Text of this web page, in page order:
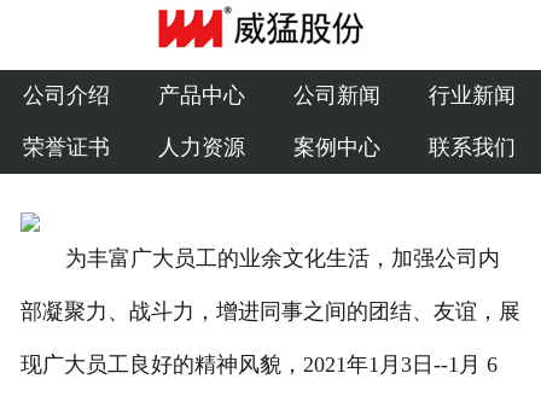
公司介绍
产品中心
公司新闻
荣誉证书
公司介绍 产品中心 公司新闻 行业新闻
荣誉证书 人力资源 案例中心 联系我们
为丰富广大员工的业余文化生活，加强公司内
部凝聚力、战斗力，增进同事之间的团结、友谊，展
现广大员工良好的精神风貌，2021年1月3日--1月 6